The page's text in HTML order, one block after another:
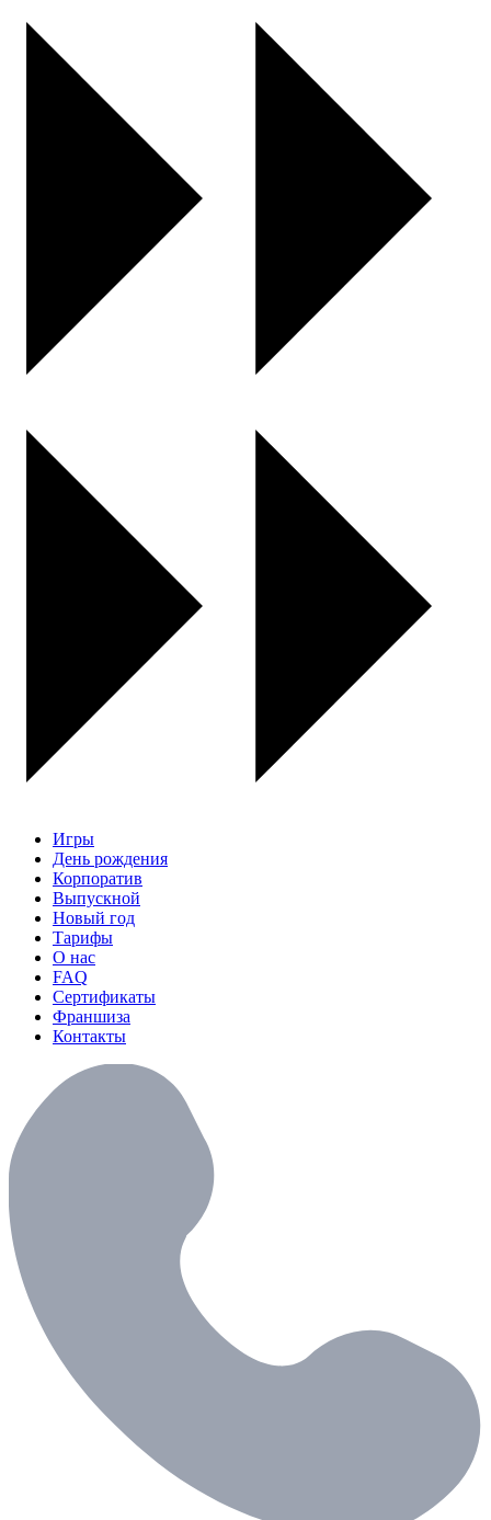
Игры
День рождения
Корпоратив
Выпускной
Новый год
Тарифы
О нас
FAQ
Сертификаты
Франшиза
Контакты